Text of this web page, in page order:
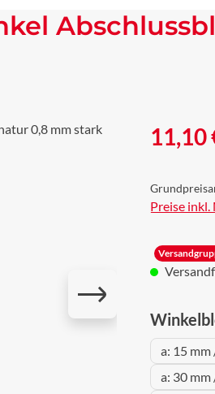
Regulärer
11,10
Preise inkl.
a: 15 mm
a: 30 mm